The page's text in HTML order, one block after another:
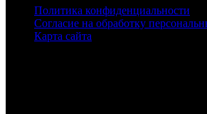
Политика конфиденциальности
Согласие на обработку
Карта сайта